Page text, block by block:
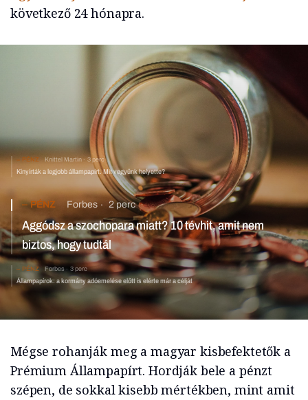
következő 24 hónapra.
PÉNZ Knittel Martin 3 perc
Kinyírták a legjobb állampapírt. Mit vegyünk helyette?
PÉNZ Forbes 2 perc
Aggódsz a szochopara miatt? 10 tévhit, amit nem
biztos, hogy tudtál
PÉNZ Forbes 3 perc
Állampapírok: a kormány adóemelése előtt is elérte már a célját
Mégse rohanják meg a magyar kisbefektetők a
Prémium Állampapírt. Hordják bele a pénzt
szépen, de sokkal kisebb mértékben, mint amit